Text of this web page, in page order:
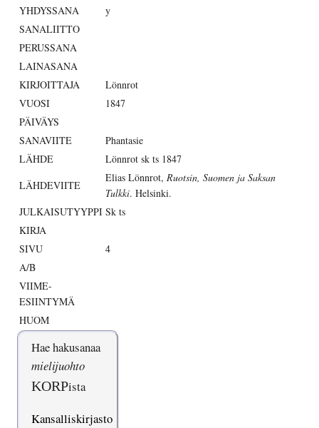
YHDYSSANA
y
SANALIITTO
PERUSSANA
LAINASANA
KIRJOITTAJA
Lönnrot
VUOSI
1847
PÄIVÄYS
SANAVIITE
Phantasie
LÄHDE
Lönnrot sk ts 1847
LÄHDEVIITE
Elias Lönnrot, Ruotsin, Suomen ja Saksan
Tulkki. Helsinki.
JULKAISUTYYPPI Sk ts
KIRJA
SIVU
4
A/B
VIIME-
ESIINTYMÄ
HUOM
Hae hakusanaa
mielijuohto
KORPista
Kansalliskirjasto